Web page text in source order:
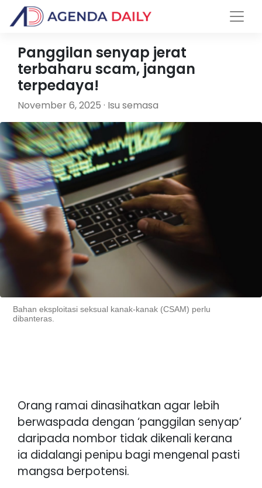
Panggilan senyap jerat
terbaharu scam, jangan
terpedaya!
November 6, 2025 · Isu semasa
Bahan eksploitasi seksual kanak-kanak (CSAM) perlu
dibanteras.
Orang ramai dinasihatkan agar lebih
berwaspada dengan ‘panggilan senyap’
daripada nombor tidak dikenali kerana
ia didalangi penipu bagi mengenal pasti
mangsa berpotensi.